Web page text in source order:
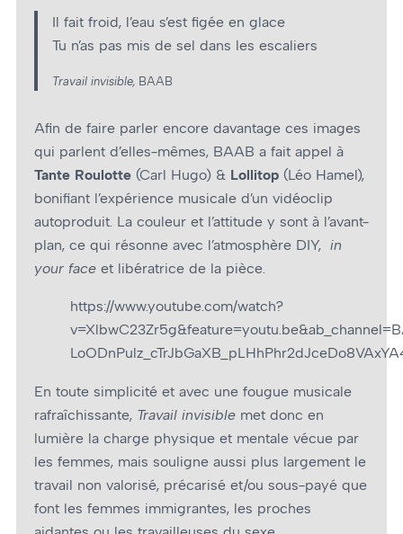
Il fait froid, l’eau s’est figée en glace
Tu n’as pas mis de sel dans les escaliers
Travail invisible, BAAB
Afin de faire parler encore davantage ces images
qui parlent d’elles-mêmes, BAAB a fait appel à
Tante Roulotte (Carl Hugo) & Lollitop (Léo Hamel),
bonifiant l’expérience musicale d’un vidéoclip
autoproduit. La couleur et l’attitude y sont à l’avant-
plan, ce qui résonne avec l’atmosphère DIY, in
your face et libératrice de la pièce.
https://www.youtube.com/watch?
En toute simplicité et avec une fougue musicale
rafraîchissante, Travail invisible met donc en
lumière la charge physique et mentale vécue par
les femmes, mais souligne aussi plus largement le
travail non valorisé, précarisé et/ou sous-payé que
font les femmes immigrantes, les proches